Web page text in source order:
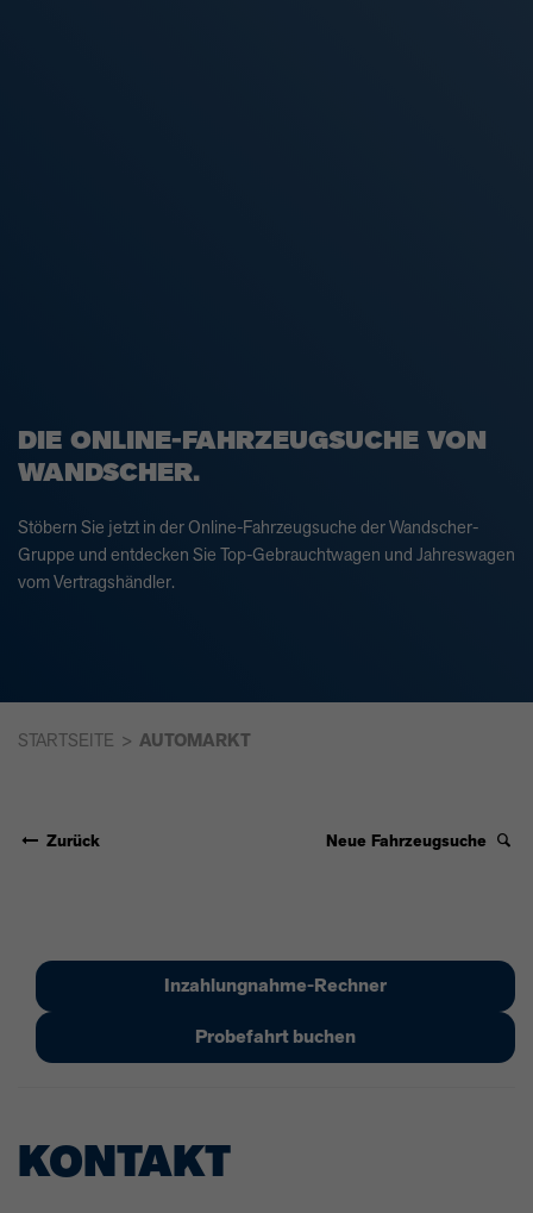
DIE ONLINE-FAHRZEUGSUCHE VON
WANDSCHER.
Stöbern Sie jetzt in der Online-Fahrzeugsuche der Wandscher-
Gruppe und entdecken Sie Top-Gebrauchtwagen und Jahreswagen
vom Vertragshändler.
STARTSEITE AUTOMARKT
Zurück Neue Fahrzeugsuche
Inzahlungnahme-Rechner
Probefahrt buchen
KONTAKT